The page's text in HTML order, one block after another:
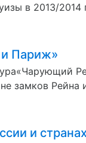
в 2013/
Париж»
замков
и